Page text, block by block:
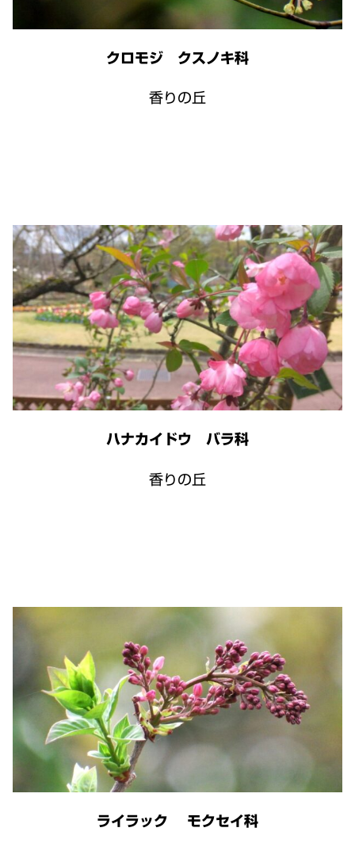
クロモジ クスノキ科
香りの丘
ハナカイドウ バラ科
香りの丘
ライラック モクセイ科